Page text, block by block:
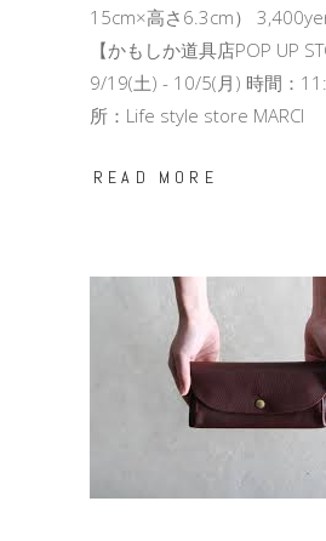
15cm×高さ6.3cm）
【かもしか道具店POP UP
9/19(土) - 10/5(月) 時間：
所：Life style store
READ MORE